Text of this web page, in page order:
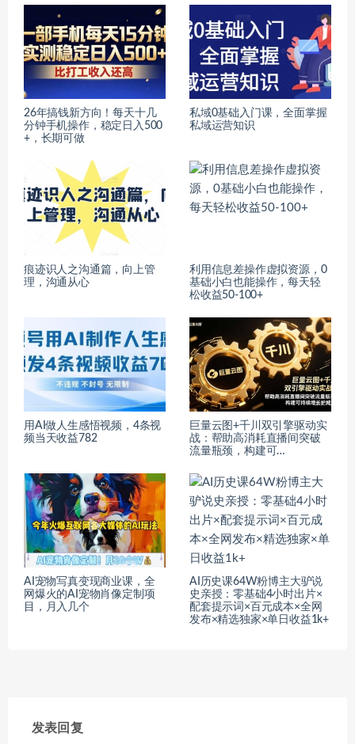
26年搞钱新方向！每天十几
分钟手机操作，稳定日入500
+，长期可做
私域0基础入门课，全面掌握
私域运营知识
痕迹识人之沟通篇，向上管
理，沟通从心
利用信息差操作虚拟资源，0
基础小白也能操作，每天轻
松收益50-100+
用AI做人生感悟视频，4条视
频当天收益782
巨量云图+千川双引擎驱动实
战：帮助高消耗直播间突破
流量瓶颈，构建可…
AI宠物写真变现商业课，全
网爆火的AI宠物肖像定制项
目，月入几个
AI历史课64W粉博主大驴说
史亲授：零基础4小时出片×
配套提示词×百元成本×全网
发布×精选独家×单日收益1k+
发表回复